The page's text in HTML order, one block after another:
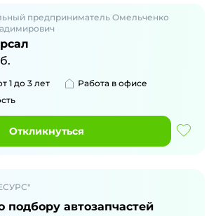
предприниматель Омельченко
1 до 3 лет
Работа в офисе
Откликнуться
автозапчастей